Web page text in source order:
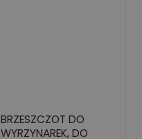
BRZESZCZOT DO
WYRZYNAREK, DO